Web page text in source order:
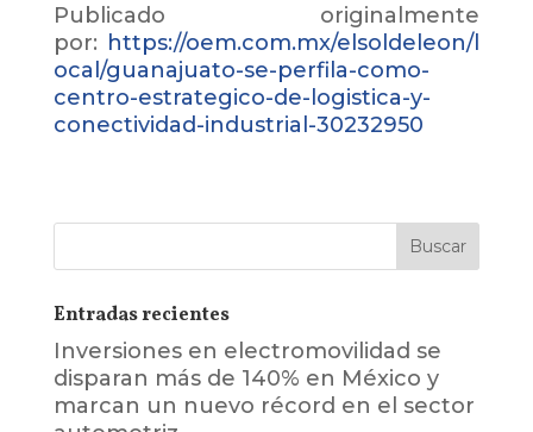
Publicado originalmente
por: https://oem.com.mx/elsoldeleon/l
ocal/guanajuato-se-perfila-como-
centro-estrategico-de-logistica-y-
conectividad-industrial-30232950
Entradas recientes
Inversiones en electromovilidad se
disparan más de 140% en México y
marcan un nuevo récord en el sector